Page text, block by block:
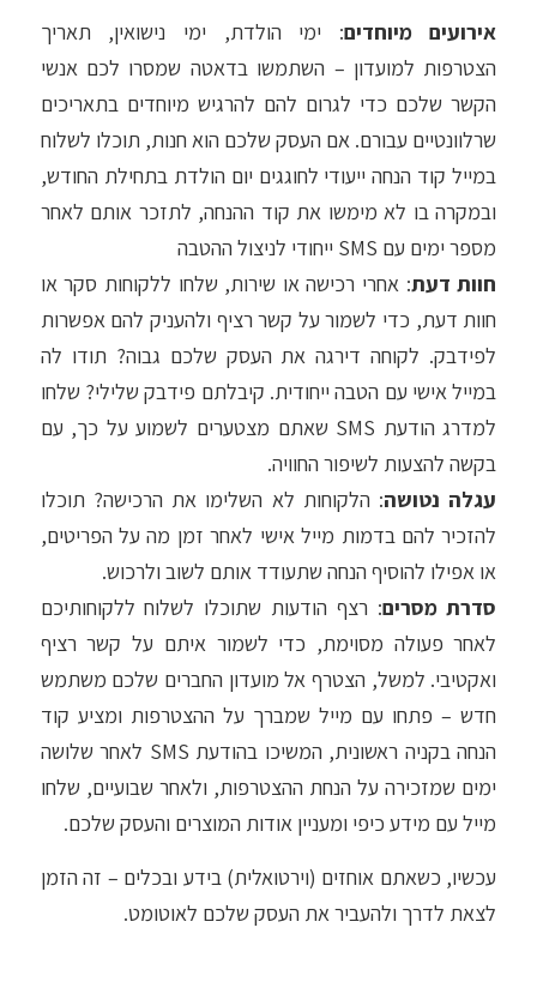
אירועים מיוחדים: ימי הולדת, ימי נישואין, תאריך
הצטרפות למועדון – השתמשו בדאטה שמסרו לכם אנשי
הקשר שלכם כדי לגרום להם להרגיש מיוחדים בתאריכים
שרלוונטיים עבורם. אם העסק שלכם הוא חנות, תוכלו לשלוח
במייל קוד הנחה ייעודי לחוגגים יום הולדת בתחילת החודש,
ובמקרה בו לא מימשו את קוד ההנחה, לתזכר אותם לאחר
מספר ימים עם SMS ייחודי לניצול ההטבה
חוות דעת: אחרי רכישה או שירות, שלחו ללקוחות סקר או
חוות דעת, כדי לשמור על קשר רציף ולהעניק להם אפשרות
לפידבק. לקוחה דירגה את העסק שלכם גבוה? תודו לה
במייל אישי עם הטבה ייחודית. קיבלתם פידבק שלילי? שלחו
למדרג הודעת SMS שאתם מצטערים לשמוע על כך, עם
בקשה להצעות לשיפור החוויה.
עגלה נטושה: הלקוחות לא השלימו את הרכישה? תוכלו
להזכיר להם בדמות מייל אישי לאחר זמן מה על הפריטים,
או אפילו להוסיף הנחה שתעודד אותם לשוב ולרכוש.
סדרת מסרים: רצף הודעות שתוכלו לשלוח ללקוחותיכם
לאחר פעולה מסוימת, כדי לשמור איתם על קשר רציף
ואקטיבי. למשל, הצטרף אל מועדון החברים שלכם משתמש
חדש – פתחו עם מייל שמברך על ההצטרפות ומציע קוד
הנחה בקניה ראשונית, המשיכו בהודעת SMS לאחר שלושה
ימים שמזכירה על הנחת ההצטרפות, ולאחר שבועיים, שלחו
מייל עם מידע כיפי ומעניין אודות המוצרים והעסק שלכם.
עכשיו, כשאתם אוחזים (וירטואלית) בידע ובכלים – זה הזמן
לצאת לדרך ולהעביר את העסק שלכם לאוטומט.